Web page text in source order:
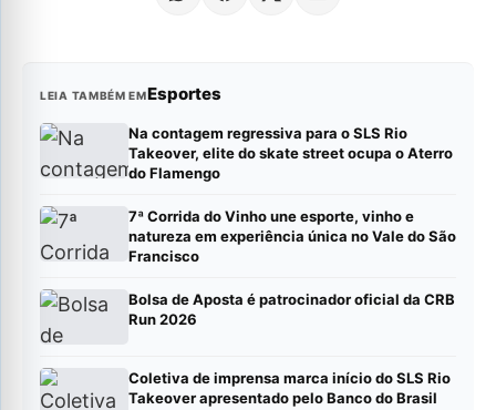
LEIA TAMBÉM EMEsportes
Na contagem regressiva para o SLS Rio
Takeover, elite do skate street ocupa o Aterro
do Flamengo
7ª Corrida do Vinho une esporte, vinho e
natureza em experiência única no Vale do São
Francisco
Bolsa de Aposta é patrocinador oficial da CRB
Run 2026
Coletiva de imprensa marca início do SLS Rio
Takeover apresentado pelo Banco do Brasil